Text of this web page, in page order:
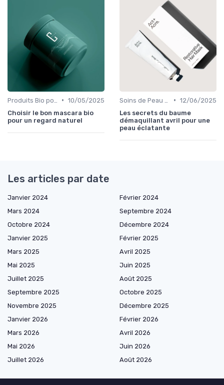
• 10/05/2025
Choisir le bon mascara bio
pour un regard naturel
• 12/06/2025
Les secrets du baume
démaquillant avril pour une
peau éclatante
Les articles par date
Janvier 2024
Février 2024
Mars 2024
Septembre 2024
Octobre 2024
Décembre 2024
Janvier 2025
Février 2025
Mars 2025
Avril 2025
Mai 2025
Juin 2025
Juillet 2025
Août 2025
Septembre 2025
Octobre 2025
Novembre 2025
Décembre 2025
Janvier 2026
Février 2026
Mars 2026
Avril 2026
Mai 2026
Juin 2026
Juillet 2026
Août 2026